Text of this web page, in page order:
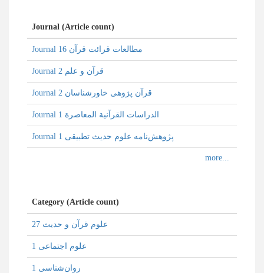
Journal (Article count)
Journal مطالعات قرائت قرآن 16
Journal قرآن و علم 2
Journal قرآن پژوهی خاورشناسان 2
Journal الدراسات القرآنية المعاصرة 1
Journal پژوهش‌نامه علوم حدیث تطبیقی 1
Category (Article count)
علوم قرآن و حدیث 27
علوم اجتماعی 1
روان‌شناسی 1